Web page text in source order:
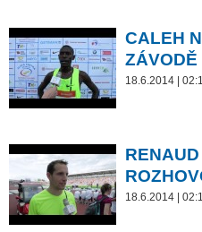
CALEH
ZÁVODĚ
18.6.2014 |
18.6.2014 |